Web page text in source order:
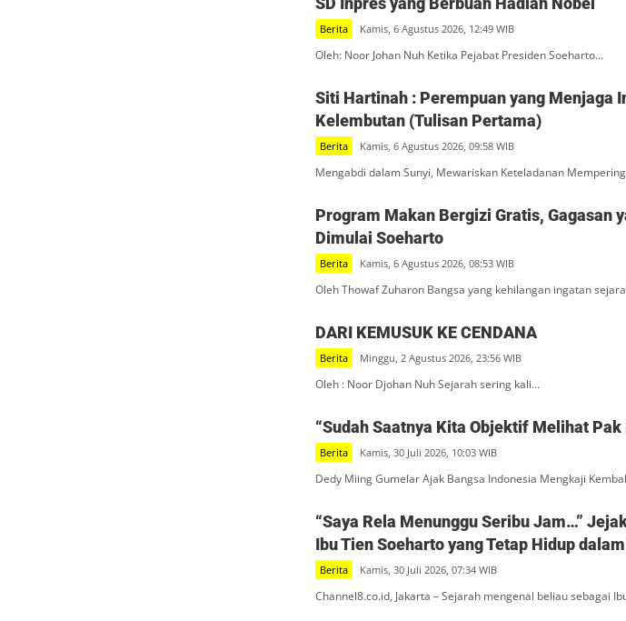
Berita Kamis, 6 Agustus 2026, 12:49 WIB
Oleh: Noor Johan Nuh Ketika Pejabat Presiden Soeharto…
Siti Hartinah : Perempuan yang Menjaga
Kelembutan (Tulisan Pertama)
Berita Kamis, 6 Agustus 2026, 09:58 WIB
Mengabdi dalam Sunyi, Mewariskan Keteladanan
Program Makan Bergizi Gratis, Gagasan
Dimulai Soeharto
Berita Kamis, 6 Agustus 2026, 08:53 WIB
Oleh Thowaf Zuharon Bangsa yang kehilangan ingatan
DARI KEMUSUK KE CENDANA
Berita Minggu, 2 Agustus 2026, 23:56 WIB
Oleh : Noor Djohan Nuh Sejarah sering kali…
“Sudah Saatnya Kita Objektif Melihat Pak
Berita Kamis, 30 Juli 2026, 10:03 WIB
Dedy Miing Gumelar Ajak Bangsa Indonesia Mengkaji
“Saya Rela Menunggu Seribu Jam…”
Ibu Tien Soeharto yang Tetap Hidup
Berita Kamis, 30 Juli 2026, 07:34 WIB
Channel8.co.id, Jakarta – Sejarah mengenal beliau sebagai